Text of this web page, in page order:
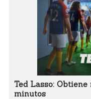
Ted Lasso:
minutos